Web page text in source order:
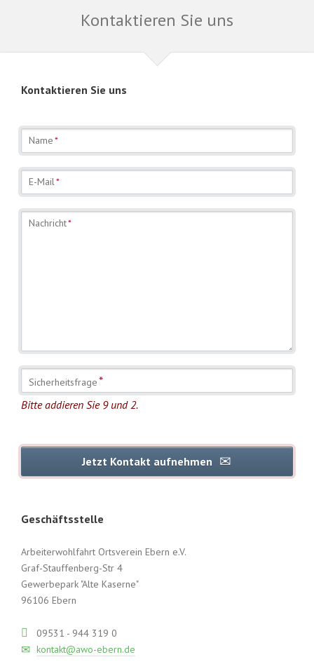
Kontaktieren Sie uns
Kontaktieren Sie uns
Pflichtfeld
Name*
Pflichtfeld
E-Mail*
Pflichtfeld
Nachricht*
Pflichtfeld
Sicherheitsfrage*
Bitte addieren Sie 9 und 2.
Jetzt Kontakt aufnehmen
Geschäftsstelle
Arbeiterwohlfahrt Ortsverein Ebern e.V.
Graf-Stauffenberg-Str 4
Gewerbepark "Alte Kaserne"
96106 Ebern
09531 - 944 319 0
kontakt@awo-ebern.de